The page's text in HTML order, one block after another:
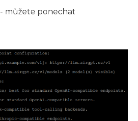
- můžete ponechat